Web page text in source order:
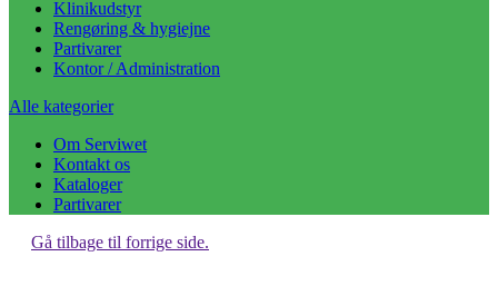
Klinikudstyr
Rengøring & hygiejne
Partivarer
Kontor / Administration
Alle kategorier
Om Serviwet
Kontakt os
Kataloger
Partivarer
Gå tilbage til forrige side.